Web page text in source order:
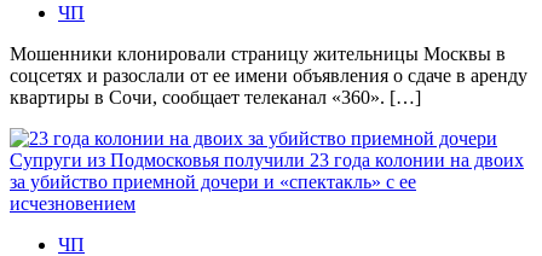
ЧП
Мошенники клонировали страницу жительницы Москвы в
соцсетях и разослали от ее имени объявления о сдаче в аренду
квартиры в Сочи, сообщает телеканал «360». […]
Супруги из Подмосковья получили 23 года колонии на двоих
за убийство приемной дочери и «спектакль» с ее
исчезновением
ЧП